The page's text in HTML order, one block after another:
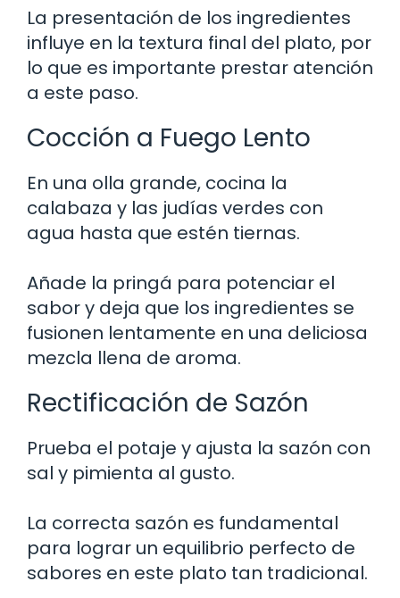
La presentación de los ingredientes
influye en la textura final del plato, por
lo que es importante prestar atención
a este paso.
Cocción a Fuego Lento
En una olla grande, cocina la
calabaza y las judías verdes con
agua hasta que estén tiernas.
Añade la pringá para potenciar el
sabor y deja que los ingredientes se
fusionen lentamente en una deliciosa
mezcla llena de aroma.
Rectificación de Sazón
Prueba el potaje y ajusta la sazón con
sal y pimienta al gusto.
La correcta sazón es fundamental
para lograr un equilibrio perfecto de
sabores en este plato tan tradicional.